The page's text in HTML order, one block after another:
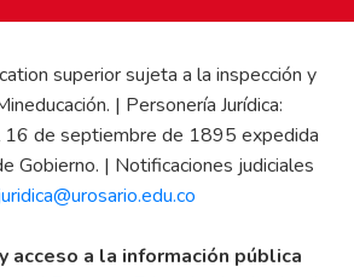
superior sujeta a la inspección y
| Personería Jurídica:
16 de septiembre de 1895 expedida
Gobierno. | Notificaciones judiciales
acceso a la información pública